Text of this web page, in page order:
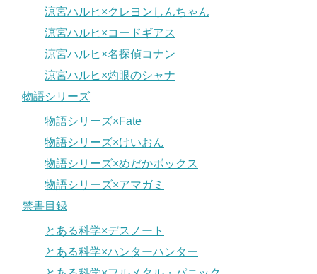
涼宮ハルヒ×クレヨンしんちゃん
涼宮ハルヒ×コードギアス
涼宮ハルヒ×名探偵コナン
涼宮ハルヒ×灼眼のシャナ
物語シリーズ
物語シリーズ×Fate
物語シリーズ×けいおん
物語シリーズ×めだかボックス
物語シリーズ×アマガミ
禁書目録
とある科学×デスノート
とある科学×ハンターハンター